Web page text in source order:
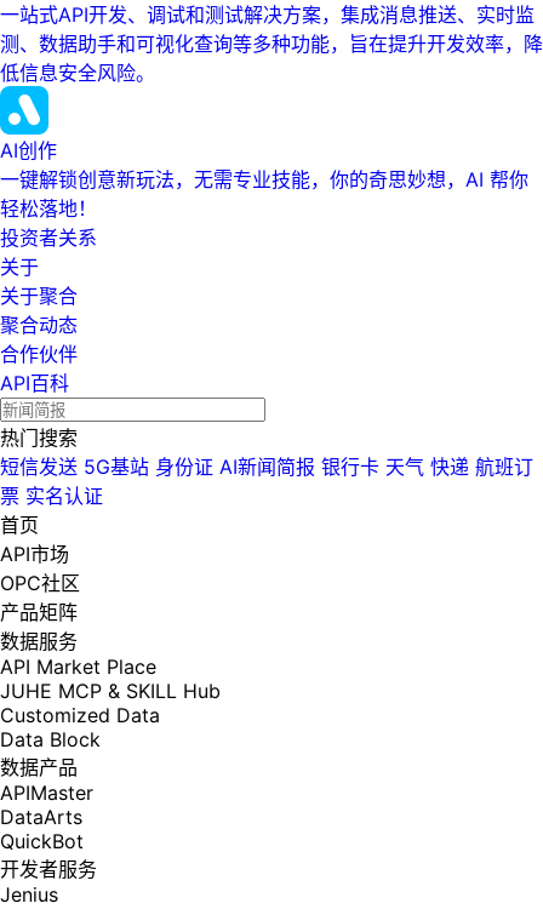
一站式API开发、调试和测试解决方案，集成消息推送、实时监
测、数据助手和可视化查询等多种功能，旨在提升开发效率，降
低信息安全风险。
AI创作
一键解锁创意新玩法，无需专业技能，你的奇思妙想，AI 帮你
轻松落地！
投资者关系
关于
关于聚合
聚合动态
合作伙伴
API百科
热门搜索
短信发送 5G基站 身份证 AI新闻简报 银行卡 天气 快递 航班订
票 实名认证
首页
API市场
OPC社区
产品矩阵
数据服务
API Market Place
JUHE MCP & SKILL Hub
Customized Data
Data Block
数据产品
APIMaster
DataArts
QuickBot
开发者服务
Jenius